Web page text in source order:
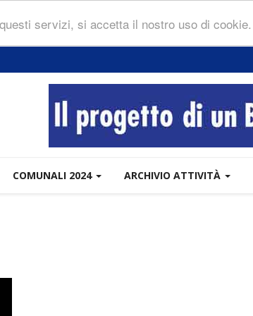
servizi, si accetta il nostro uso di cookie.
COMUNALI 2024 ARCHIVIO ATTIVITÀ